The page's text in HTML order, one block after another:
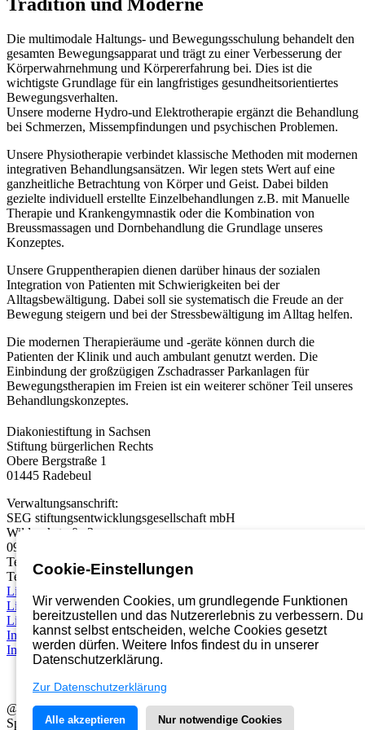
Die multimodale Haltungs- und Bewegungsschulung behandelt den
gesamten Bewegungsapparat und trägt zu einer Verbesserung der
Körperwahrnehmung und Körpererfahrung bei. Dies ist die
wichtigste Grundlage für ein langfristiges gesundheitsorientiertes
Bewegungsverhalten.
Unsere moderne Hydro-und Elektrotherapie ergänzt die Behandlung
bei Schmerzen, Missempfindungen und psychischen Problemen.
Unsere Physiotherapie verbindet klassische Methoden mit modernen
integrativen Behandlungsansätzen. Wir legen stets Wert auf eine
ganzheitliche Betrachtung von Körper und Geist. Dabei bilden
gezielte individuell erstellte Einzelbehandlungen z.B. mit Manuelle
Therapie und Krankengymnastik oder die Kombination von
Breussmassagen und Dornbehandlung die Grundlage unseres
Konzeptes.
Unsere Gruppentherapien dienen darüber hinaus der sozialen
Integration von Patienten mit Schwierigkeiten bei der
Alltagsbewältigung. Dabei soll sie systematisch die Freude an der
Bewegung steigern und bei der Stressbewältigung im Alltag helfen.
Die modernen Therapieräume und -geräte können durch die
Patienten der Klinik und auch ambulant genutzt werden. Die
Einbindung der großzügigen Zschadrasser Parkanlagen für
Bewegungstherapien im Freien ist ein weiterer schöner Teil unseres
Behandlungskonzeptes.
Diakoniestiftung in Sachsen
Stiftung bürgerlichen Rechts
Obere Bergstraße 1
01445 Radebeul
Verwaltungsanschrift:
SEG stiftungsentwicklungsgesellschaft mbH
Wildparkstraße 3
09247 Chemnitz
Telefon:
03722 46937 0
Telefax: 03722 49937 99
Link
Link
Link
Impressum
Impressum
@2026 Diakoniestiftung in Sachsen
Spendenkonto der Diakoniestiftung in Sachsen
Cookie-Einstellungen
Wir verwenden Cookies, um grundlegende Funktionen
bereitzustellen und das Nutzererlebnis zu verbessern. Du
kannst selbst entscheiden, welche Cookies gesetzt
werden dürfen. Weitere Infos findest du in unserer
Datenschutzerklärung.
Zur Datenschutzerklärung
Alle akzeptieren Nur notwendige Cookies